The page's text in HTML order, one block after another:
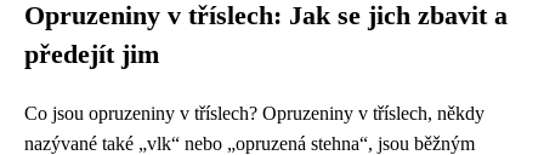
Opruzeniny v tříslech: Jak se jich zbavit a
předejít jim
Co jsou opruzeniny v tříslech? Opruzeniny v tříslech, někdy
nazývané také „vlk“ nebo „opruzená stehna“, jsou běžným